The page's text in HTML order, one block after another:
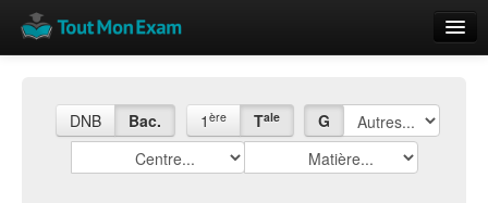
Vue globale
DNB Bac. 1 ère Tale G